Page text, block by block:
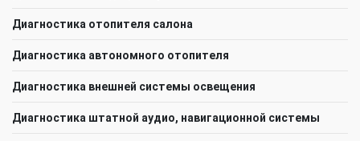
Диагностика отопителя салона
Диагностика автономного отопителя
Диагностика внешней системы освещения
Диагностика штатной аудио, навигационной системы